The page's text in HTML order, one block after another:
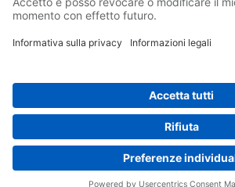
Home Termini e Condizioni Imprint
Privacy